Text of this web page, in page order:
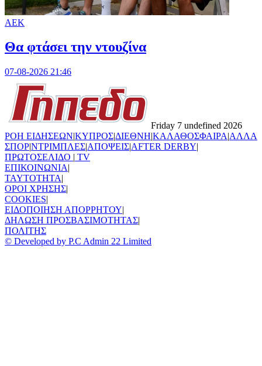
ΑΕΚ
Θα φτάσει την ντουζίνα
07-08-2026 21:46
Friday 7 undefined 2026
ΡΟΗ ΕΙΔΗΣΕΩΝ|ΚΥΠΡΟΣ|ΔΙΕΘΝΗ|ΚΑΛΑΘΟΣΦΑΙΡΑ|ΑΛΛΑ
ΣΠΟΡ|ΝΤΡΙΜΠΛΕΣ|ΑΠΟΨΕΙΣ|AFTER DERBY|
ΠΡΩΤΟΣΕΛΙΔΟ | TV
ΕΠΙΚΟΙΝΩΝΙΑ|
TAYTOTHTA|
ΟΡΟΙ ΧΡΗΣΗΣ|
COOKIES|
ΕΙΔΟΠΟΙΗΣΗ ΑΠΟΡΡΗΤΟΥ|
ΔΗΛΩΣΗ ΠΡΟΣΒΑΣΙΜΟΤΗΤΑΣ|
ΠΟΛΙΤΗΣ
© Developed by P.C Admin 22 Limited